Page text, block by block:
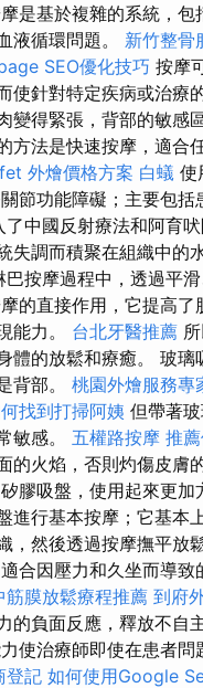
是基於複雜的系統，
液循環問題。 新竹整骨
SEO優化技巧 按摩
使針對特定疾病或治療
變得緊張，背部的敏感
方法是快速按摩，適合
外燴價格方案 白蟻 使
節功能障礙；主要包括
中國反射療法和阿育吠
失調而積聚在組織中的
巴按摩過程中，透過平
的直接作用，它提高
能力。 台北牙醫推薦
體的放鬆和療癒。 玻
背部。 桃園外燴服務專
找到打掃阿姨 但帶著
敏感。 五權路按摩 推
的火焰，否則灼傷皮膚
膠吸盤，使用起來更加
進行基本按摩；它基
，然後透過按摩撫平放
合因壓力和久坐而導致
筋膜放鬆療程推薦 到府
的負面反應，釋放不自
使治療師即使在患者
登記 如何使用Google